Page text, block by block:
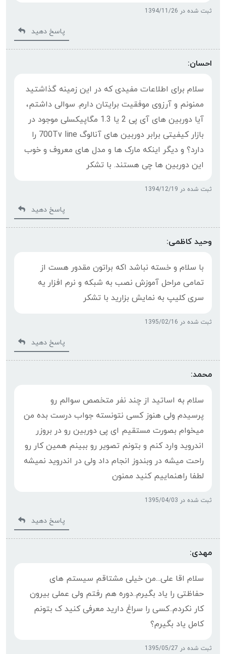
ثبت شده در 1394/11/26
پاسخ دهید
احسان:
سلام برای اطلاعات مفیدی که در این زمینه گذاشتید
ممنونم و آرزوی موفقیت برایتان دارم. سوالی داشتم،
آیا دوربین های آی پی 2 یا 1.3 مگاپیکسلی موجود در
بازار کیفیتی برابر دوربین های آنالوگ 700Tv line را
دارد؟ و دیگر اینکه مارک ها و مدل های معروف و خوب
این دوربین ها چی هستند. با تشکر
ثبت شده در 1394/12/19
پاسخ دهید
وحید کاظمی:
با سلام و خسته نباشد اکه براتون مقدور هست از
تمامی مراحل آموزش نصب به شبکه و نرم افزار یه
سری کلیپ به نمایش بزارید با تشکر
ثبت شده در 1395/02/16
پاسخ دهید
محمد:
سلام به اساتید از چند نفر متخصص سوالم رو
پرسیدم ولی هنوز کسی نتونسته جواب درست بده من
میخوام بصورت مستقیم ای پی دوربین رو در بروزر
اندروید وارد کنم و بتونم تصویر رو ببینم همین کار رو
راحت میشه در وبندوز انجام داد ولی در اندروید نمیشه
لطفا راهنماییم کنید ممنون
ثبت شده در 1395/04/03
پاسخ دهید
مهدی:
سلام اقا علی...من خیلی مشتاقم سیستم های
حفاظتی را یاد بگیرم..دوره هم رفتم ولی عملی بیرون
کار نکردم..کسی را سراغ دارید معرفی کنید ک بتونم
کامل یاد بگیرم؟
ثبت شده در 1395/05/27